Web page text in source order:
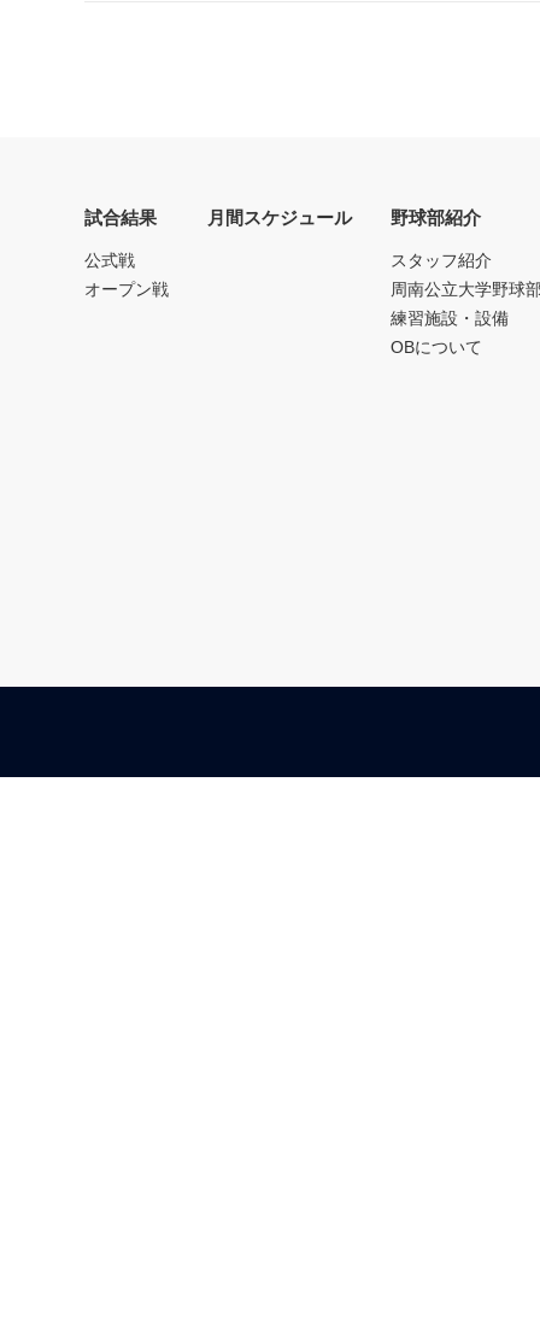
試合結果
公式戦
オープン戦
月間スケジュール 野球部紹介
スタッフ紹介
周南公立大学野球
練習施設・設備
OBについて